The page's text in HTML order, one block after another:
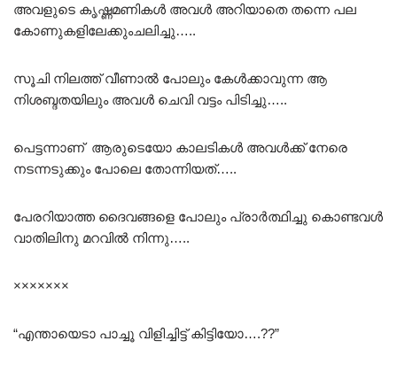
അവളുടെ കൃഷ്ണമണികൾ അവൾ അറിയാതെ തന്നെ പല
കോണുകളിലേക്കുംചലിച്ചു…..
സൂചി നിലത്ത് വീണാൽ പോലും കേൾക്കാവുന്ന ആ
നിശബ്ദതയിലും അവൾ ചെവി വട്ടം പിടിച്ചു…..
പെട്ടന്നാണ് ആരുടെയോ കാലടികൾ അവൾക്ക് നേരെ
നടന്നടുക്കും പോലെ തോന്നിയത്…..
പേരറിയാത്ത ദൈവങ്ങളെ പോലും പ്രാർത്ഥിച്ചു കൊണ്ടവൾ
വാതിലിനു മറവിൽ നിന്നു…..
×××××××
“എന്തായെടാ പാച്ചൂ വിളിച്ചിട്ട് കിട്ടിയോ….??”